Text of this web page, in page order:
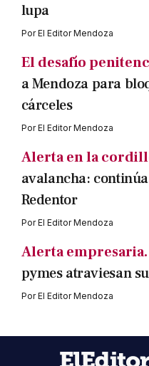
lupa
PorEl Editor Mendoza
El desafío
a Mendoza para
cárceles
PorEl Editor Mendoza
Alerta en la
avalancha:
Redentor
PorEl Editor Mendoza
Alerta empresaria.
pymes atraviesan
PorEl Editor Mendoza